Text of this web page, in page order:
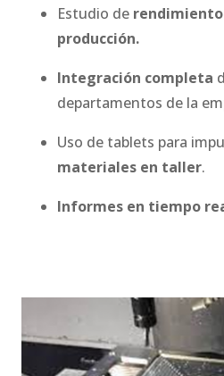
Estudio de
producción.
Integración completa
departamentos de la
Uso de tablets para
materiales en taller.
Informes en tiempo